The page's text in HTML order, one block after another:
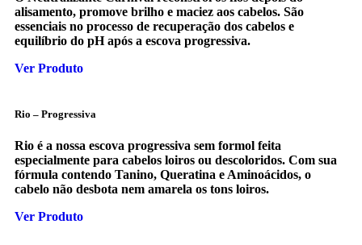
alisamento, promove brilho e maciez aos cabelos. São
essenciais no processo de recuperação dos cabelos e
equilíbrio do pH após a escova progressiva.
Ver Produto
Rio – Progressiva
Rio é a nossa escova progressiva sem formol feita
especialmente para cabelos loiros ou descoloridos. Com sua
fórmula contendo Tanino, Queratina e Aminoácidos, o
cabelo não desbota nem amarela os tons loiros.
Ver Produto